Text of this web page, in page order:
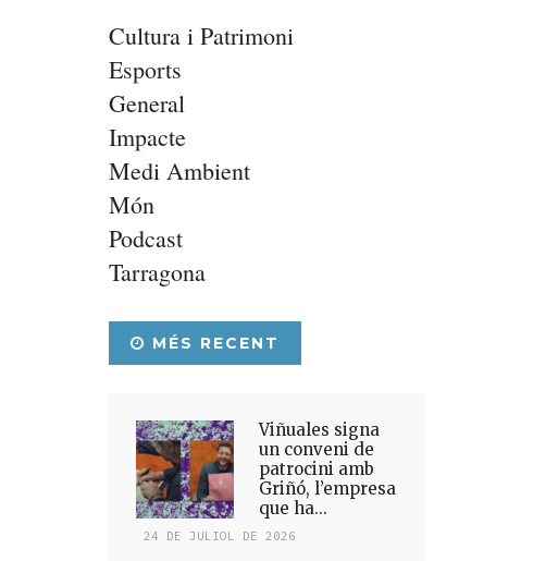
Cultura i Patrimoni
Esports
General
Impacte
Medi Ambient
Món
Podcast
Tarragona
MÉS RECENT
Viñuales signa
un conveni de
patrocini amb
Griñó, l’empresa
que ha...
24 DE JULIOL DE 2026